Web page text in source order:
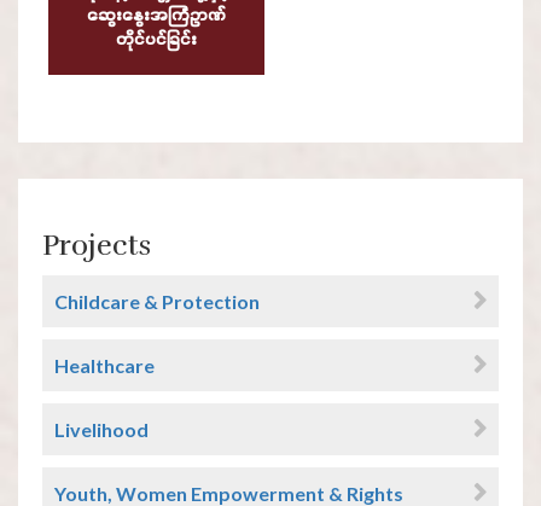
ဆွေးနွေးအကြံဥာဏ်
တိုင်ပင်ခြင်း
Projects
Childcare & Protection
Healthcare
Livelihood
Youth, Women Empowerment & Rights